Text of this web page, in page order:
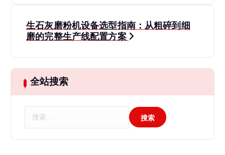
航生石灰磨粉机设备选型指南：从粗碎到细
磨的完整生产线配置方案
全站搜索